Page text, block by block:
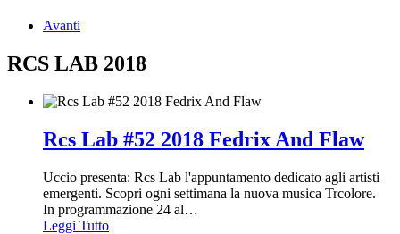
Avanti
RCS LAB 2018
Rcs Lab #52 2018 Fedrix And Flaw
Uccio presenta: Rcs Lab l'appuntamento dedicato agli artisti
emergenti. Scopri ogni settimana la nuova musica Trcolore.
In programmazione 24 al…
Leggi Tutto